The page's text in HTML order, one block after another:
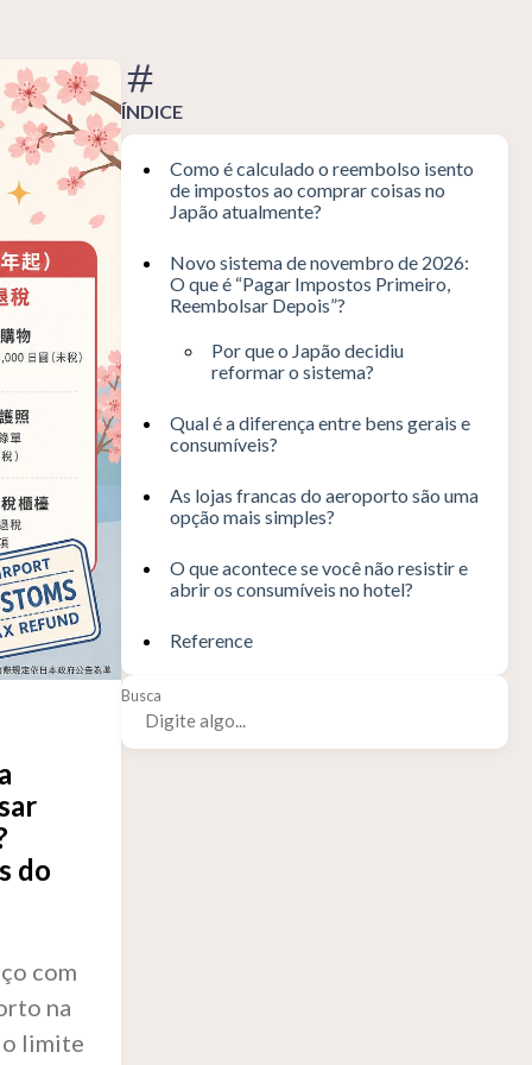
ÍNDICE
Como é calculado o reembolso isento
de impostos ao comprar coisas no
Japão atualmente?
Novo sistema de novembro de 2026:
O que é “Pagar Impostos Primeiro,
Reembolsar Depois”?
Por que o Japão decidiu
reformar o sistema?
Qual é a diferença entre bens gerais e
consumíveis?
As lojas francas do aeroporto são uma
opção mais simples?
O que acontece se você não resistir e
abrir os consumíveis no hotel?
Reference
Busca
do
com
na
o limite